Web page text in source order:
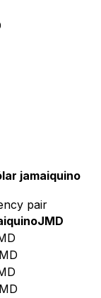
jamaiquino
pair
JMD